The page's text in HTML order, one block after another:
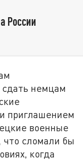
России
сдать немцам
приглашением
военные
что сломали бы
когда